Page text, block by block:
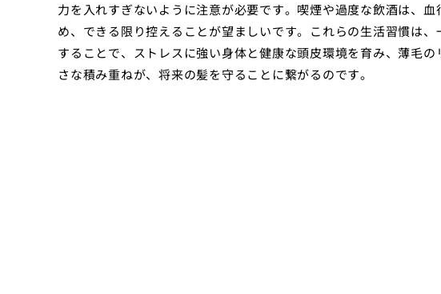
力を入れすぎないように注意が必要です。喫煙や過度な飲酒は、
め、できる限り控えることが望ましいです。これらの生活習慣は
することで、ストレスに強い身体と健康な頭皮環境を育み、薄毛
さな積み重ねが、将来の髪を守ることに繋がるのです。